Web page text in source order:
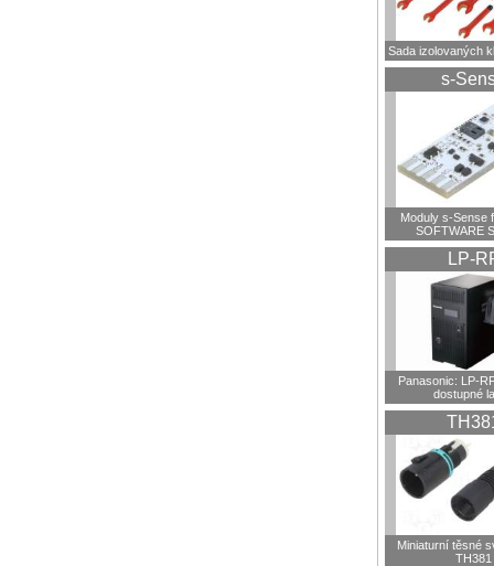
Sada izolovaných
s-
Moduly s-Sense
SOFTWARE
LP-
Panasonic: LP-
dostupné
Miniaturní těsné
TH381